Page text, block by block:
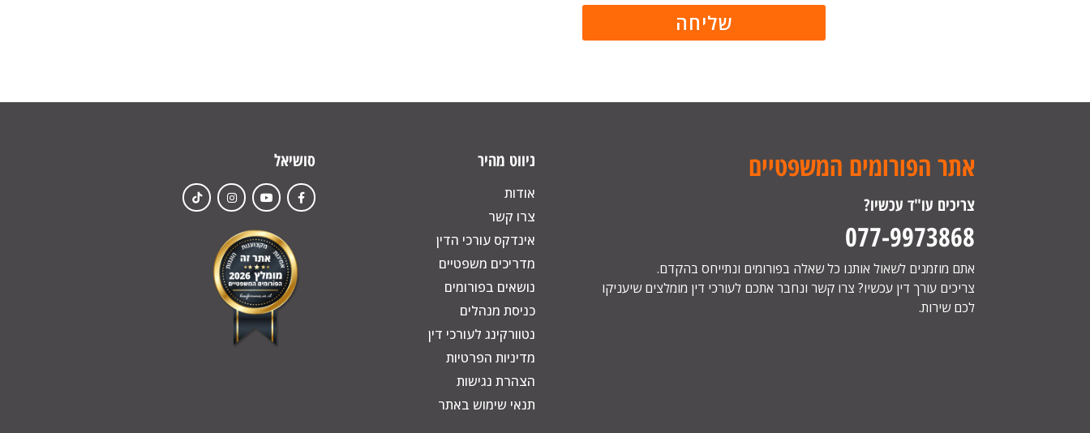
אתר הפורומים המשפטיים
צריכים עו"ד עכשיו?
077-9973868
אתם מוזמנים לשאול אותנו כל שאלה בפורומים ונתייחס בהקדם.
צריכים עורך דין עכשיו? צרו קשר ונחבר אתכם לעורכי דין מומלצים שיעניקו
לכם שירות.
ניווט מהיר
אודות
צרו קשר
אינדקס עורכי הדין
מדריכים משפטיים
נושאים בפורומים
כניסת מנהלים
נטוורקינג לעורכי דין
מדיניות הפרטיות
הצהרת נגישות
תנאי שימוש באתר
סושיאל